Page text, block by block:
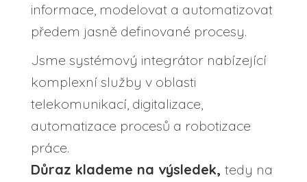
informace, modelovat a automatizovat
předem jasně definované procesy.
Jsme systémový integrátor nabízející
komplexní služby v oblasti
telekomunikací, digitalizace,
automatizace procesů a robotizace
práce.
Důraz klademe na výsledek, tedy na